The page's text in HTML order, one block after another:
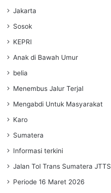
Jakarta
Sosok
KEPRI
Anak di Bawah Umur
belia
Menembus Jalur Terjal
Mengabdi Untuk Masyarakat
Karo
Sumatera
Informasi terkini
Jalan Tol Trans Sumatera JTTS
Periode 16 Maret 2026